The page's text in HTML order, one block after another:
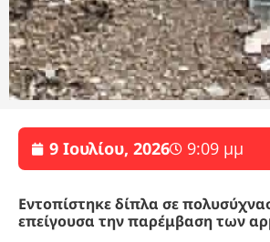
9 Ιουλίου, 2026 9:09 μμ
Εντοπίστηκε δίπλα σε
επείγουσα την παρέμβαση των